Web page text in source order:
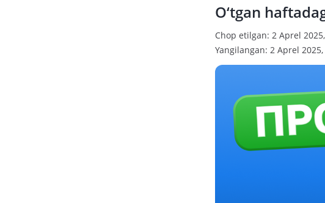
O‘tgan
Chop etilgan: 2 Aprel
Yangilangan: 2 Aprel